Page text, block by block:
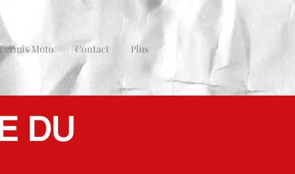
Moto Contact Plus
DU